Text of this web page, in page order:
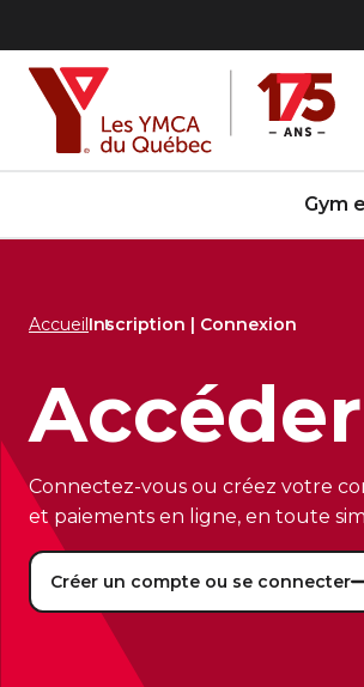
menu
contenu
Gym
AccueilInscription | Connexion
Connectez-vous ou créez votre
et paiements en ligne, en toute
Créer un compte ou se connecter